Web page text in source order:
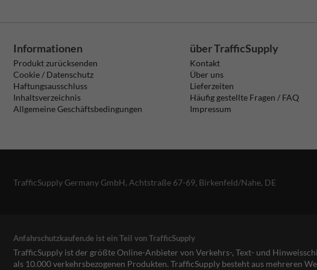
Informationen
Produkt zurücksenden
Cookie / Datenschutz
Haftungsausschluss
Inhaltsverzeichnis
Allgemeine Geschäftsbedingungen
über TrafficSupply
Kontakt
Über uns
Lieferzeiten
Häufig gestellte Fragen / FAQ
Impressum
TrafficSupply Germany GmbH, Achtstraße 67-69, Birkenfeld/Nahe, DE
Anfahrschutzkaufen.de ist ein Teil von TrafficSupply
TrafficSupply ist der größte Online-Anbieter von Verkehrs-, Text- und
als 10.000 verkehrsbezogenen Produkten. TrafficSupply besteht aus mehreren